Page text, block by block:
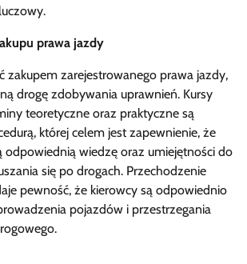
prawa jazdy
zakupem zarejestrowanego prawa jazdy,
drogę zdobywania uprawnień. Kursy
teoretyczne oraz praktyczne są
której celem jest zapewnienie, że
odpowiednią wiedzę oraz umiejętności do
się po drogach. Przechodzenie
pewność, że kierowcy są odpowiednio
pojazdów i przestrzegania